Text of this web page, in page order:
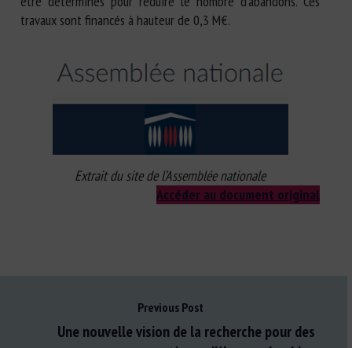
travaux sont financés à hauteur de 0,3 M€.
Extrait du site de l’Assemblée nationale
Accéder au document original
Previous Post
Une nouvelle vision de la recherche pour des